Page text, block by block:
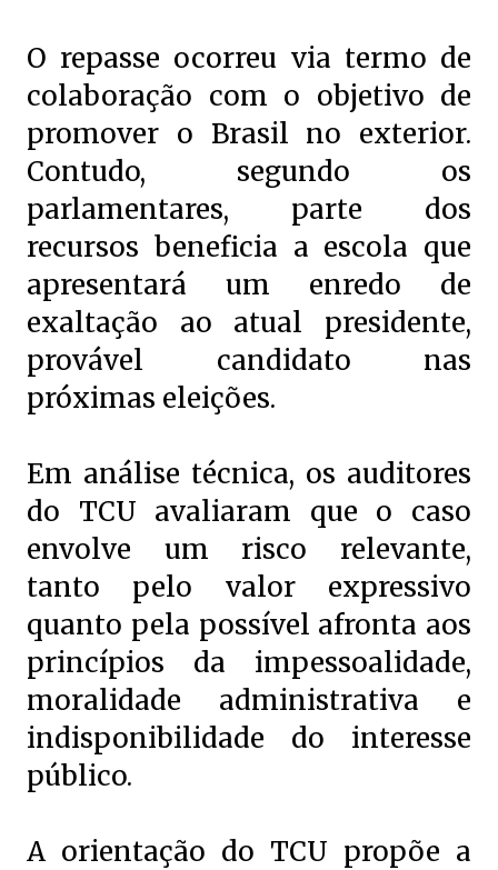
O repasse ocorreu via termo de
colaboração com o objetivo de
promover o Brasil no exterior.
Contudo, segundo os
parlamentares, parte dos
recursos beneficia a escola que
apresentará um enredo de
exaltação ao atual presidente,
provável candidato nas
próximas eleições.
Em análise técnica, os auditores
do TCU avaliaram que o caso
envolve um risco relevante,
tanto pelo valor expressivo
quanto pela possível afronta aos
princípios da impessoalidade,
moralidade administrativa e
indisponibilidade do interesse
público.
A orientação do TCU propõe a